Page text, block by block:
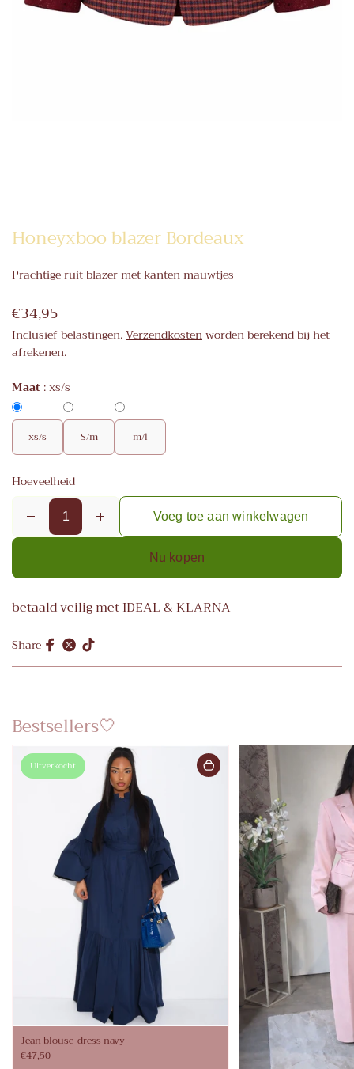
Honeyxboo blazer Bordeaux
Prachtige ruit blazer met kanten mauwtjes
€34,95
Inclusief belastingen.Verzendkostenworden berekend bij het
afrekenen.
Maat :xs/s
xs/s S/m m/l
Hoeveelheid
Voeg toe aan winkelwagen
Nu kopen
betaald veilig met IDEAL & KLARNA
Share
Bestsellers🤍
Uitverkocht
Jean blouse-dress navy
€47,50